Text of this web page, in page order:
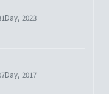
2023
2017